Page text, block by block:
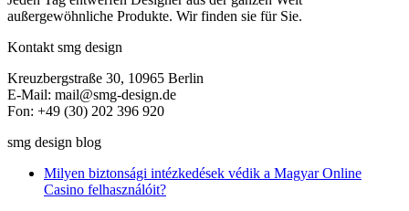
außergewöhnliche Produkte. Wir finden sie für Sie.
Kontakt smg design
Kreuzbergstraße 30, 10965 Berlin
E-Mail: mail@smg-design.de
Fon: +49 (30) 202 396 920
smg design blog
Milyen biztonsági intézkedések védik a Magyar Online
Casino felhasználóit?